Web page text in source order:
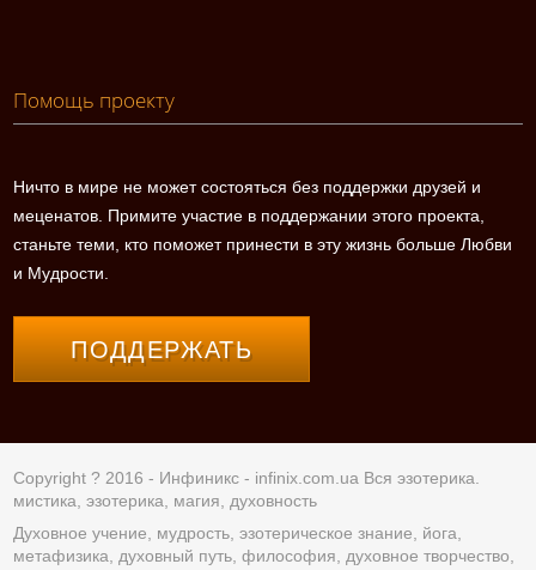
Помощь проекту
Ничто в мире не может состояться без поддержки друзей и
меценатов. Примите участие в поддержании этого проекта,
станьте теми, кто поможет принести в эту жизнь больше Любви
и Мудрости.
ПОДДЕРЖАТЬ
Copyright ? 2016 - Инфиникс - infinix.com.ua Вся эзотерика.
мистика, эзотерика, магия, духовность
Духовное учение, мудрость, эзотерическое знание, йога,
метафизика, духовный путь, философия, духовное творчество,